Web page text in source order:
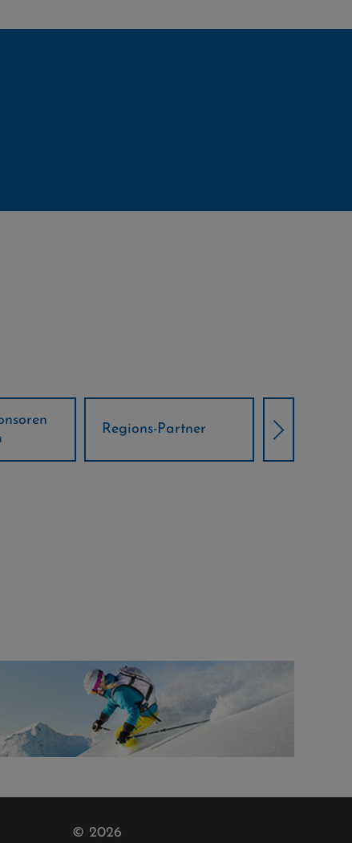
Örtliche Weltcup-
Partner
Klima
© 2026